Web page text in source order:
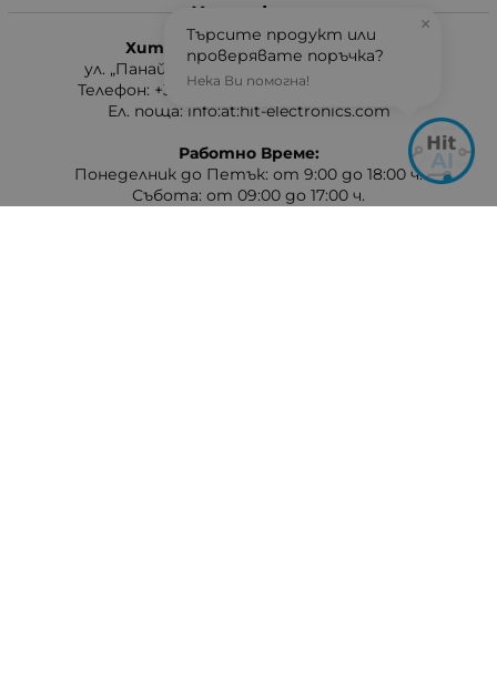
Контакти
Хит Електроникс Монтана
ул. „Панайот Хитов“ 46, 3400 Монтана
Телефон: +359 96 304 314 / +359 876 304314
Ел. поща: info:at:hit-electronics.com
Работно Време:
Понеделник до Петък: от 9:00 до 18:00 ч.
Събота: от 09:00 до 17:00 ч.
×
Търсите продукт или
проверявате поръчка?
Нека Ви помогна!